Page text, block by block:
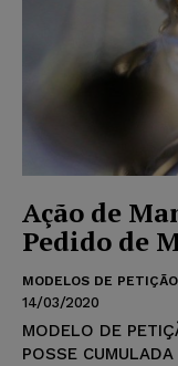
Ação de
Pedido de
MODELOS DE PETIÇÃO
14/03/2020
MODELO DE
POSSE